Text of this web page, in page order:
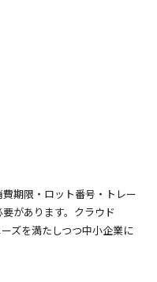
期限・ロット番号・トレー
があります。クラウド
ズを満たしつつ中小企業に